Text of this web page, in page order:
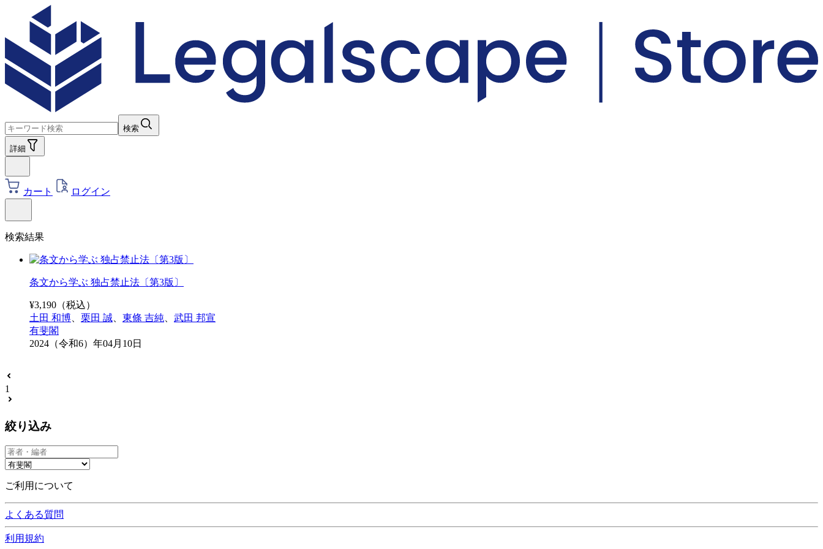
検索
詳細
カート ログイン
検索結果
条文から学ぶ 独占禁止法〔第3版〕
¥3,190 （税込）
土田 和博
栗田 誠 東條 吉純
武田 邦宣
有斐閣
2024（令和6）年04月10日
1
絞り込み
ご利用について
よくある質問
利用規約